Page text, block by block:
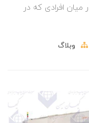
افرادی که در
وبلاگ